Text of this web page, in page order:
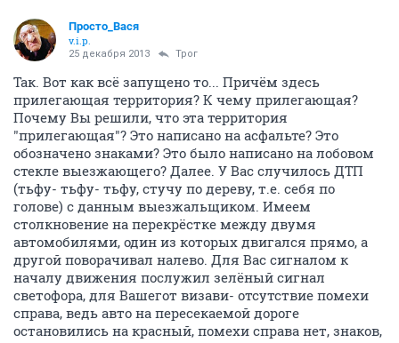
Просто_Вася
v.i.p.
25 декабря 2013 Трог
Так. Вот как всё запущено то... Причём здесь
прилегающая территория? К чему прилегающая?
Почему Вы решили, что эта территория
"прилегающая"? Это написано на асфальте? Это
обозначено знаками? Это было написано на лобовом
стекле выезжающего? Далее. У Вас случилось ДТП
(тьфу- тьфу- тьфу, стучу по дереву, т.е. себя по
голове) с данным выезжальщиком. Имеем
столкновение на перекрёстке между двумя
автомобилями, один из которых двигался прямо, а
другой поворачивал налево. Для Вас сигналом к
началу движения послужил зелёный сигнал
светофора, для Вашегот визави- отсутствие помехи
справа, ведь авто на пересекаемой дороге
остановились на красный, помехи справа нет, знаков,